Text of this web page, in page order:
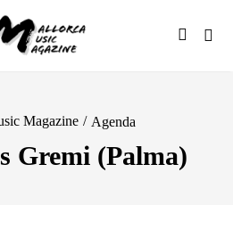
Magazine / Agenda
Gremi (Palma)